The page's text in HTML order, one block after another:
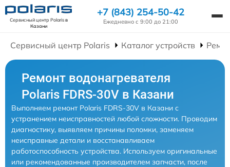
Сервисный центр Polarisв
Казани
+7 (843) 254-50-42
Ежедневно с 9:00 до 21:00
Сервисный центр Polaris Каталог устройств
Ремонт водонагревателя
Polaris FDRS-30V в Казани
Выполняем ремонт Polaris FDRS-30V в Казани с
устранением неисправностей любой сложности. Проводим
диагностику, выявляем причины поломки, заменяем
неисправные детали и восстанавливаем
работоспособность устройства. Используем оригинальные
или рекомендованные производителем запчасти, после